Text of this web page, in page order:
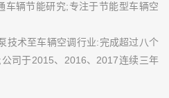
车辆节能研究;专注于节能型车辆空
技术至车辆空调行业:完成超过八个
司于2015、2016、2017连续三年